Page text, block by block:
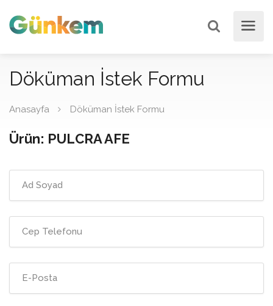
Döküman İstek Formu
Anasayfa Döküman İstek Formu
Ürün: PULCRA AFE